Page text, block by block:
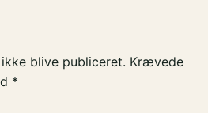
blive publiceret. Krævede
*